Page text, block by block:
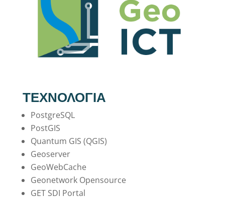
ΤΕΧΝΟΛΟΓΙΑ
PostgreSQL
PostGIS
Quantum GIS (QGIS)
Geoserver
GeoWebCache
Geonetwork Opensource
GET SDI Portal